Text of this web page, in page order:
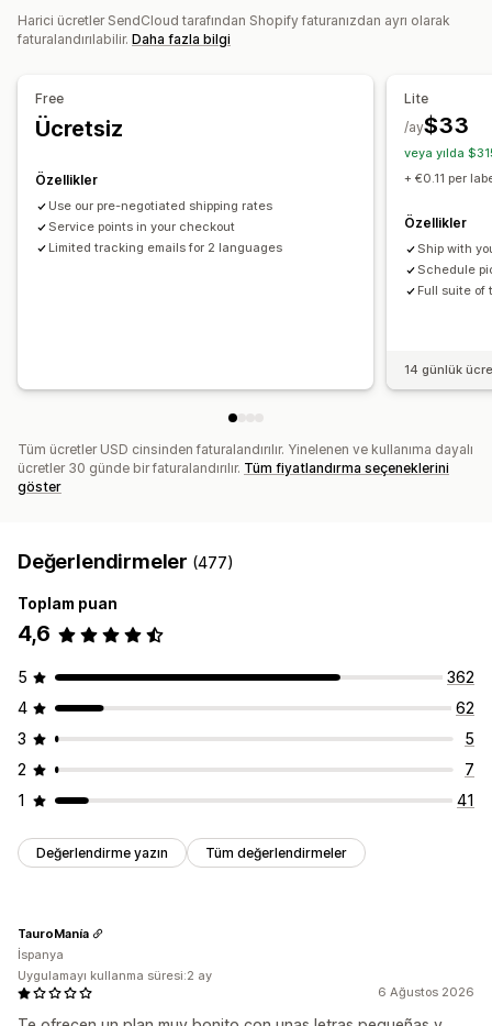
Kargoları yönetme
Sipariş güncellemeleri
Özel bildirimler Takip sayfaları Teslimat tarihi
Çoklu dil
Harici ücretler SendCloud tarafından Shopify faturanızdan ayrı olarak
faturalandırılabilir. Daha fazla bilgi
Free
Ücretsiz
Özellikler
Use our pre-negotiated shipping rates
Service points in your checkout
Limited tracking emails for 2 languages
Lite
$33
/ay
veya yılda
+ €0.11 per
Özellikler
Ship with
Schedule
Full suite of
14 günlük
Tüm ücretler USD cinsinden faturalandırılır. Yinelenen ve kullanıma dayalı
ücretler 30 günde bir faturalandırılır. Tüm fiyatlandırma seçeneklerini
göster
Değerlendirmeler (477)
Toplam puan
4,6
5
362
4
62
3
5
2
7
1
41
Değerlendirme yazın Tüm değerlendirmeler
6 Ağustos 2026
TauroManía
İspanya
Uygulamayı kullanma süresi:2 ay